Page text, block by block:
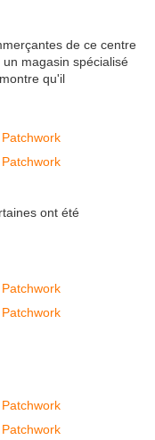
de ce centre
magasin spécialisé
qu'il
ont été